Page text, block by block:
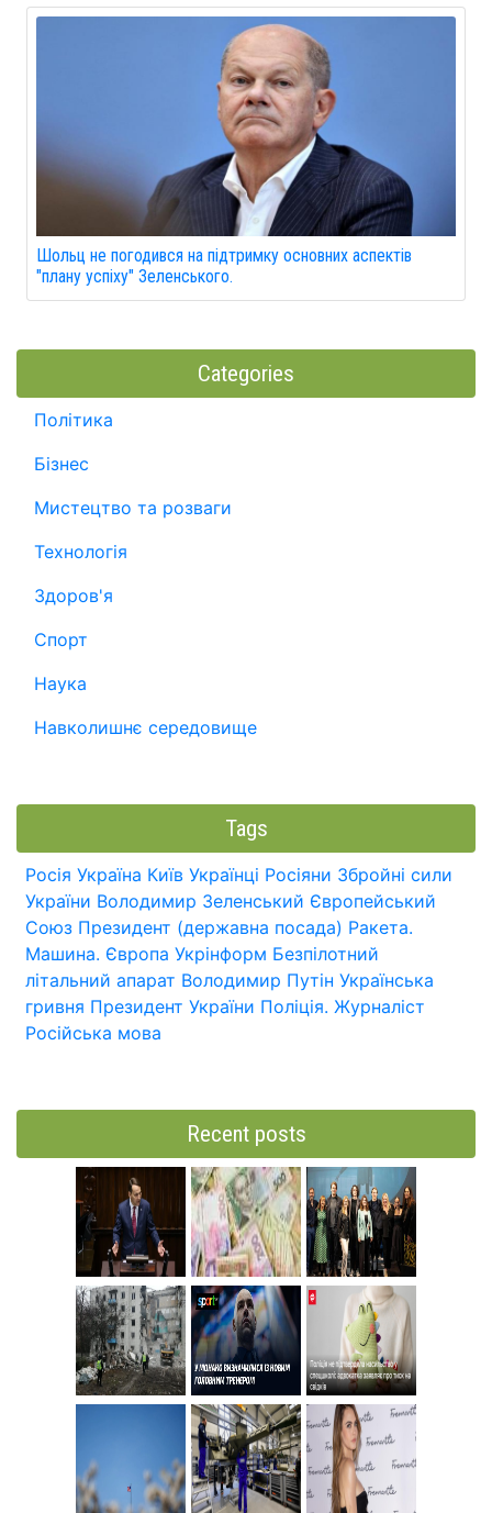
Шольц не погодився на підтримку основних аспектів
"плану успіху" Зеленського.
Categories
Політика
Бізнес
Мистецтво та розваги
Технологія
Здоров'я
Спорт
Наука
Навколишнє середовище
Tags
Росія Україна Київ Українці Росіяни Збройні сили
України Володимир Зеленський Європейський
Союз Президент (державна посада) Ракета.
Машина. Європа Укрінформ Безпілотний
літальний апарат Володимир Путін Українська
гривня Президент України Поліція. Журналіст
Російська мова
Recent posts